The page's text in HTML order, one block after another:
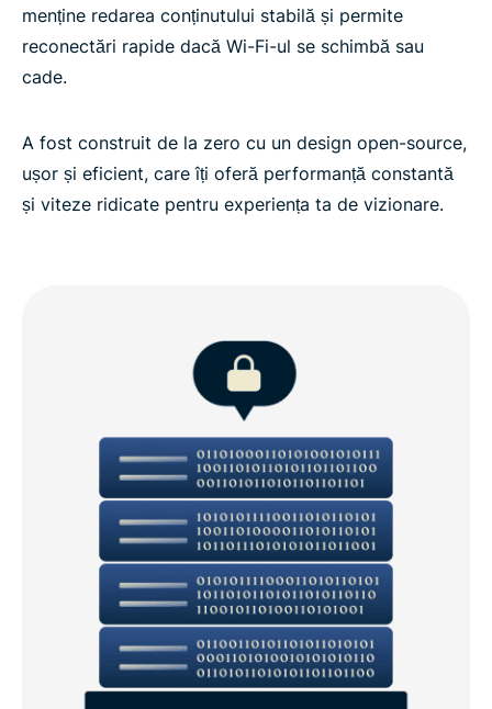
menține redarea conținutului stabilă și permite
reconectări rapide dacă Wi-Fi-ul se schimbă sau
cade.
A fost construit de la zero cu un design open-source,
ușor și eficient, care îți oferă performanță constantă
și viteze ridicate pentru experiența ta de vizionare.